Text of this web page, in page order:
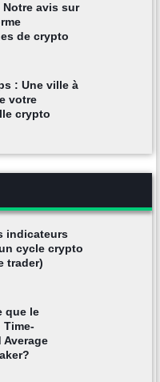
avis sur
de crypto
: Une ville à
votre
crypto
indicateurs
cycle crypto
trader)
que le
Time-
Average